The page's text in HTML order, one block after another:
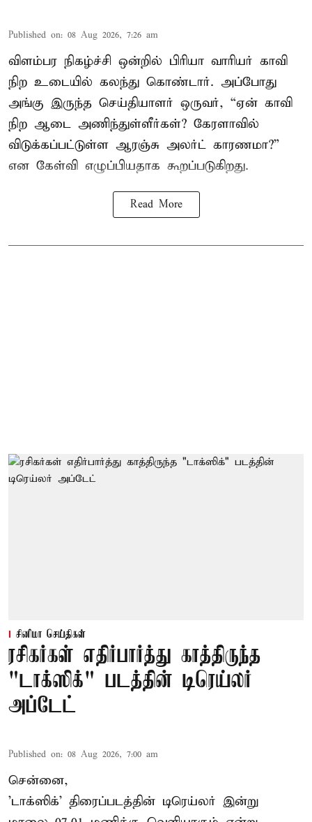
Published on: 08 Aug 2026, 7:26 am
விளம்பர நிகழ்ச்சி ஒன்றில் பிரியா வாரியர் காவி
நிற உடையில் கலந்து கொண்டார். அப்போது
அங்கு இருந்த செய்தியாளர் ஒருவர், “ஏன் காவி
நிற ஆடை அணிந்துள்ளீர்கள்? கேரளாவில்
விடுக்கப்பட்டுள்ள ஆரஞ்சு அலர்ட் காரணமா?”
என கேள்வி எழுப்பியதாக கூறப்படுகிறது.
Read More
சினிமா செய்திகள்
ரசிகர்கள் எதிர்பார்த்து காத்திருந்த
"டாக்ஸிக்" படத்தின் டிரெய்லர்
அப்டேட்
Published on: 08 Aug 2026, 7:00 am
சென்னை,
'டாக்ஸிக்' திரைப்படத்தின் டிரெய்லர் இன்று